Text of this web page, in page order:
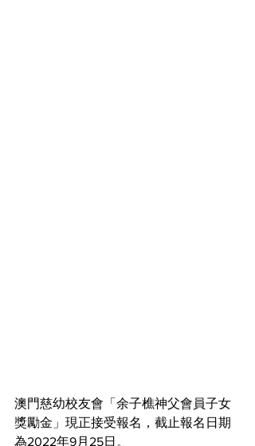
澳門慈幼校友會「余子樵神父會員子女
獎勵金」現正接受報名，截止報名日期
為2022年9月25日。